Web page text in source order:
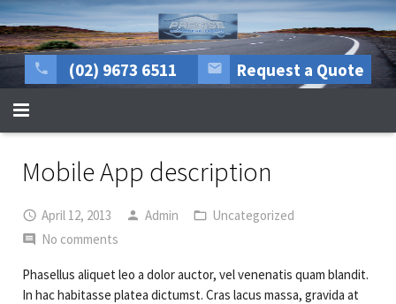
(02) 9673 6511 Request a Quote
All mechanical repairs
Tyre Centre
Mobile App description
April 12, 2013 Admin
Uncategorized
No comments
Phasellus aliquet leo a dolor auctor, vel venenatis quam blandit.
In hac habitasse platea dictumst. Cras lacus massa, gravida at